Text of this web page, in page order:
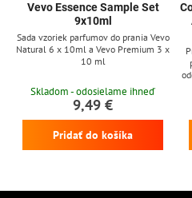
Vevo Essence Sample Set
9x10ml
Sada vzoriek parfumov do prania Vevo
Natural 6 x 10ml a Vevo Premium 3 x
10 ml
Skladom - odosielame ihneď
9,49 €
Pridať do košíka